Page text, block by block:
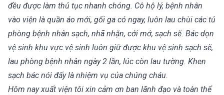
đều được làm thủ tục nhanh chóng. Cô hộ lý, bệnh nhân
vào viện là quần áo mới, gối ga có ngay, luôn lau chùi các tủ
phòng bệnh nhân sạch, nhã nhặn, cởi mở, sạch sẽ. Bác dọn
vệ sinh khu vực vệ sinh luôn giữ được khu vệ sinh sạch sẽ,
lau phòng bệnh nhân ngày 2 lần, lúc còn lau tường. Khen
sạch bác nói đấy là nhiệm vụ của chúng cháu.
Hôm nay xuất viện tôi xin cảm ơn ban lãnh đạo và toàn thể